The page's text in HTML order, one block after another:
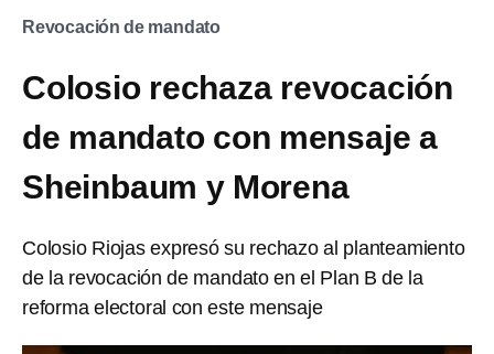
Revocación de mandato
Colosio rechaza revocación
de mandato con mensaje a
Sheinbaum y Morena
Colosio Riojas expresó su rechazo al planteamiento
de la revocación de mandato en el Plan B de la
reforma electoral con este mensaje